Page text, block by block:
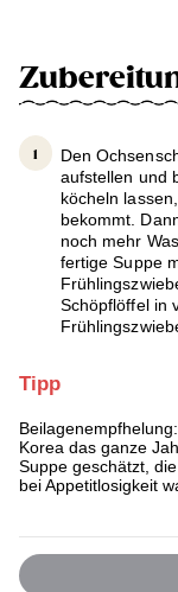
Den
aufstellen und
köcheln
bekommt.
noch mehr
fertige Suppe
Schöpflöffel in
Tipp
Korea das ganze
Suppe geschätzt,
bei Appetitlosigkeit